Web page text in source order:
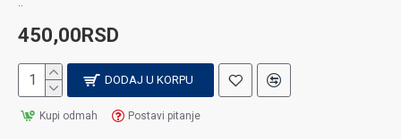
450,00RSD
DODAJ U KORPU
Kupi odmah Postavi pitanje